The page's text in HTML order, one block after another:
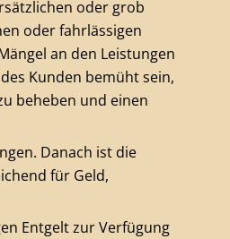
oder grob
oder fahrlässigen
an den Leistungen
Kunden bemüht sein,
beheben und einen
Danach ist die
für Geld,
Entgelt zur Verfügung